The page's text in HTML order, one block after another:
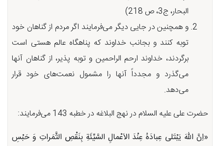
البحار، ج3، ص 218)
و همچنین در جایی دیگر می‌فرمایند اگر مردم از گناهان خود
توبه کنند و بجانب خداوند که پناهگاه عالم هستی است
برگردند، خداوند ارحم الراحمین و توبه پذیر، از گناهان آنها
می‌گذرد و مجدداً آنها را مشمول نعمت‌های خود قرار
می‌دهد.
حضرت علی علیه السلام در نهج البلاغه در خطبه 143 می‌فرمایند:
«اِنَّ اللّهَ یَبْتَلى عِبادَهُ عِنْدَ الاَعْمالِ السَّیِّئَةِ بِنَقْصِ الثَّمَراتِ وَ حَبْسِ